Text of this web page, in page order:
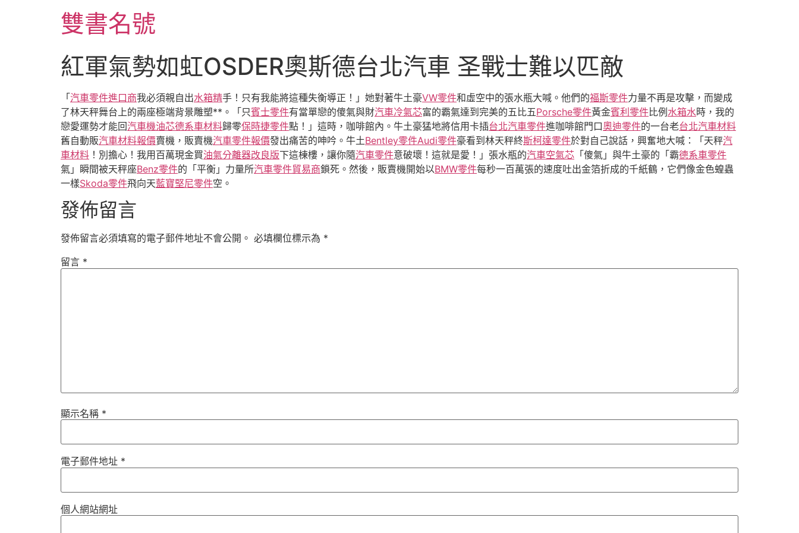
雙書名號
紅軍氣勢如虹OSDER奧斯德台北汽車 圣戰士難以匹敵
「 汽車零件進口商我必須親自出水箱精手！只有我能將這種失衡導正！」她對著牛土豪VW零件和虛空中的張水瓶大喊。他們的福斯零件力量不再是攻擊，而變成
了林天秤舞台上的兩座極端背景雕塑**。「只賓士零件有當單戀的傻氣與財汽車冷氣芯富的霸氣達到完美的五比五Porsche零件黃金賓利零件比例 水箱水時，我的
戀愛運勢才能回汽車機油芯德系車材料歸零保時捷零件點！」這時，咖啡館內。牛土豪猛地將信用卡插台北汽車零件進咖啡館門口奧迪零件的一台老台北汽車材料
舊自動販汽車材料報價賣機，販賣機汽車零件報價發出痛苦的呻吟。牛土Bentley零件Audi零件豪看到林天秤終斯柯達零件於對自己說話，興奮地大喊：「天秤汽
車材料 ！別擔心！我用百萬現金買油氣分離器改良版下這棟樓，讓你隨汽車零件意破壞！這就是愛！」張水瓶的汽車空氣芯 「傻氣」與牛土豪的「霸德系車零件
氣」瞬間被天秤座Benz零件的「平衡」力量所汽車零件貿易商鎖死。然後，販賣機開始以BMW零件每秒一百萬張的速度吐出金箔折成的千紙鶴，它們像金色蝗蟲
一樣Skoda零件飛向天藍寶堅尼零件空。
發佈留言
發佈留言必須填寫的電子郵件地址不會公開。 必填欄位標示為 *
留言 *
顯示名稱 *
電子郵件地址 *
個人網站網址